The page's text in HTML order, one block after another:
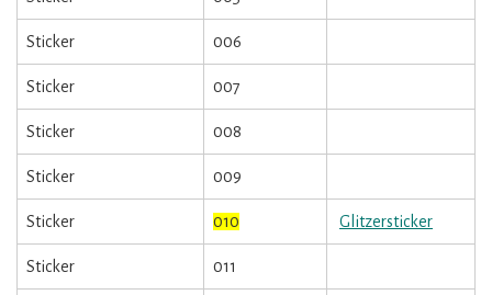
Sticker 006
Sticker 007
Sticker 008
Sticker 009
Sticker 010 Glitzersticker
Sticker 011